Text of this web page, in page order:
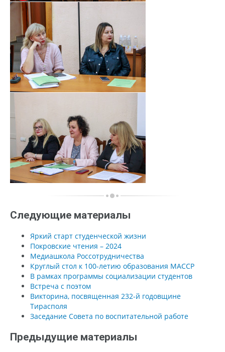
Следующие материалы
Яркий старт студенческой жизни
Покровские чтения – 2024
Медиашкола Россотрудничества
Круглый стол к 100-летию образования МАССР
В рамках программы социализации студентов
Встреча с поэтом
Викторина, посвященная 232-й годовщине
Тирасполя
Заседание Совета по воспитательной работе
Предыдущие материалы